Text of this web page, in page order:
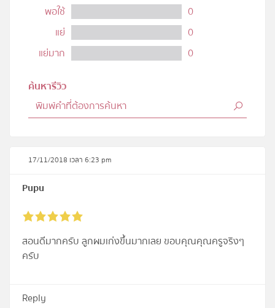
พอใช้
0
แย่
0
แย่มาก
0
ค้นหารีวิว
17/11/2018 เวลา 6:23 pm
Pupu
สอนดีมากครับ ลูกผมเก่งขึ้นมากเลย ขอบคุณคุณครูจริงๆ
ครับ
Reply